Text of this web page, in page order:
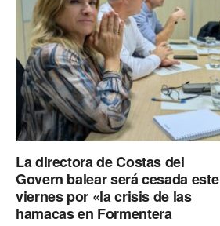
La directora de Costas del
Govern balear será cesada este
viernes por «la crisis de las
hamacas en Formentera